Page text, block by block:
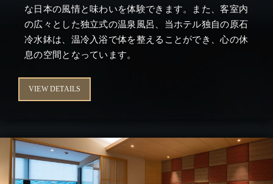
な日本の風情と味わいを体験できます。また、客室内
の広々とした独立式の温泉風呂、当ホテル独自の原石
冷水鉢は、温冷入浴で体を整えることができ、心の休
息の空間となっています。
VIEW DETAILS